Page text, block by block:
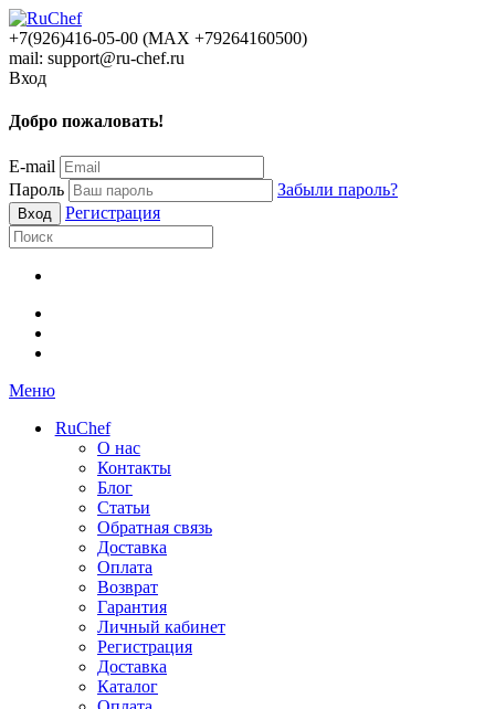
+7(926)416-05-00 (МАХ +79264160500)
mail: support@ru-chef.ru
Вход
Добро пожаловать!
E-mail
Пароль
Забыли пароль?
Регистрация
Меню
RuChef
О нас
Контакты
Блог
Статьи
Обратная связь
Доставка
Оплата
Возврат
Гарантия
Личный кабинет
Регистрация
Доставка
Каталог